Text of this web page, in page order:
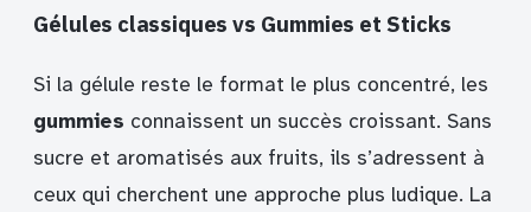
Gélules classiques vs Gummies et Sticks
Si la gélule reste le format le plus concentré, les
gummies connaissent un succès croissant. Sans
sucre et aromatisés aux fruits, ils s’adressent à
ceux qui cherchent une approche plus ludique. La